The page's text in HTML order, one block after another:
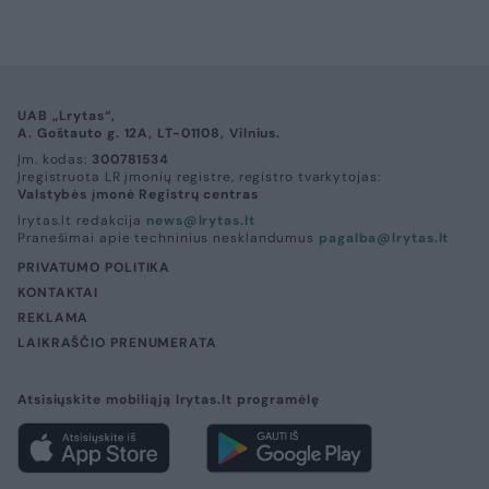
Lrytas.lt
Krepšinio pasaulis gedi. Sekmadienį
užgeso legendinio krepšininko trenerio
Dono Nelsono gyvybė.